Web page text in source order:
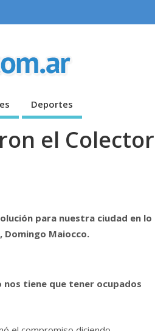
Deportes
el Colector
para nuestra ciudad en lo
Maiocco.
nos tiene que tener ocupados